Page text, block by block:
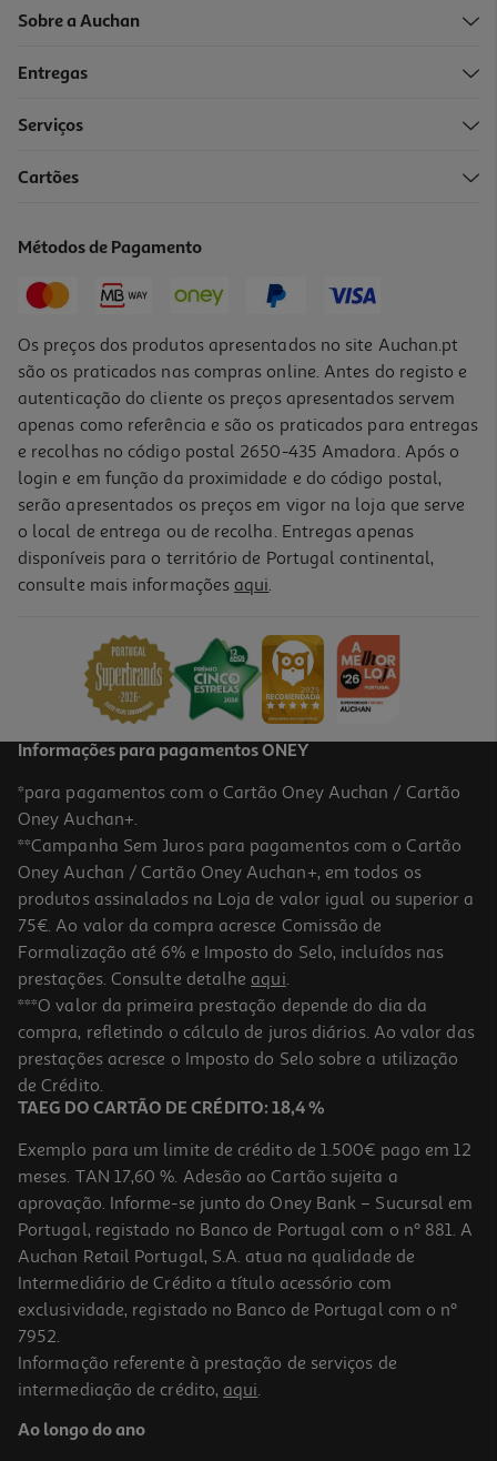
-34%
Separadores A4 Polegar Em Cartão 6 Posições
Price reduced from
Separadores A4 Intercolor Viquel Polipropileno 6 Posições
5.99 €/un
5,99 €
-45%
Separadores A4 Polegar Em Cartao 12 Posições
0.99 €/un
Sobre a Auchan
Entregas
Serviços
Cartões
Métodos de Pagamento
Os preços dos produtos apresentados no site Auchan.pt
são os praticados nas compras online. Antes do registo e
autenticação do cliente os preços apresentados servem
apenas como referência e são os praticados para entregas
e recolhas no código postal 2650-435 Amadora. Após o
login e em função da proximidade e do código postal,
serão apresentados os preços em vigor na loja que serve
o local de entrega ou de recolha. Entregas apenas
disponíveis para o território de Portugal continental,
consulte mais informações aqui.
Informações para pagamentos ONEY
*para pagamentos com o Cartão Oney Auchan / Cartão
Oney Auchan+.
**Campanha Sem Juros para pagamentos com o Cartão
Oney Auchan / Cartão Oney Auchan+, em todos os
produtos assinalados na Loja de valor igual ou superior a
75€. Ao valor da compra acresce Comissão de
Formalização até 6% e Imposto do Selo, incluídos nas
prestações. Consulte detalhe aqui.
***O valor da primeira prestação depende do dia da
compra, refletindo o cálculo de juros diários. Ao valor das
prestações acresce o Imposto do Selo sobre a utilização
de Crédito.
TAEG DO CARTÃO DE CRÉDITO: 18,4 %
Exemplo para um limite de crédito de 1.500€ pago em 12
meses. TAN 17,60 %. Adesão ao Cartão sujeita a
aprovação. Informe-se junto do Oney Bank – Sucursal em
Portugal, registado no Banco de Portugal com o nº 881. A
Auchan Retail Portugal, S.A. atua na qualidade de
Intermediário de Crédito a título acessório com
exclusividade, registado no Banco de Portugal com o nº
7952.
Informação referente à prestação de serviços de
intermediação de crédito, aqui.
Ao longo do ano